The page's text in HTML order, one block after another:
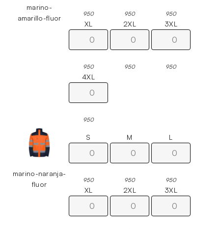
marino-
amarillo-fluor
950 950 950
XL
950
2XL
950
3XL
950
4XL
950
marino-naranja-
fluor
S
950
M
950
L
950
XL 2XL 3XL